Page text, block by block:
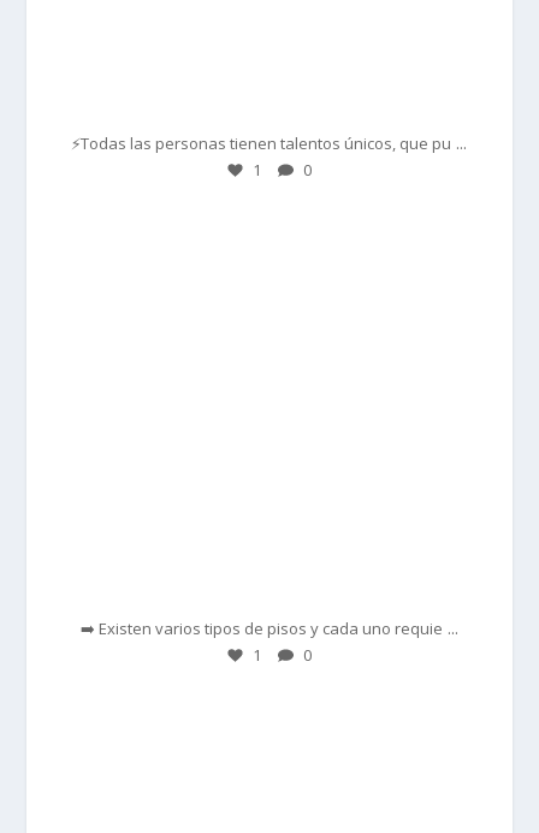
⚡Todas las personas tienen talentos únicos, que pu ...
1 0
➡️ Existen varios tipos de pisos y cada uno requie ...
1 0